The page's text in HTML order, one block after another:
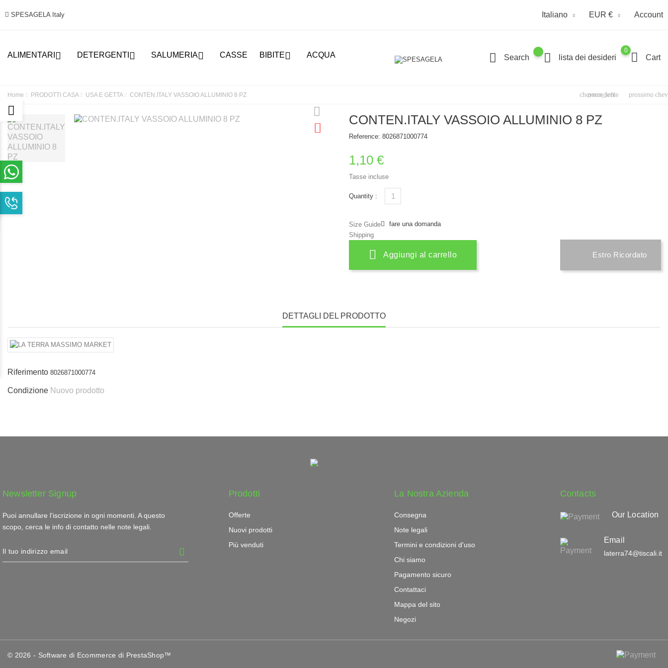
SPESAGELA Italy Italiano EUR € Account
ALIMENTARI  DETERGENTI  SALUMERIA CASSE BIBITE ACQUA Search lista dei desideri
0
Cart
Home PRODOTTI CASA USA E GETTA CONTEN.ITALY VASSOIO ALLUMINIO 8 PZ chevron_left
precedente prossimo
CONTEN.ITALY VASSOIO ALLUMINIO 8 PZ
Reference: 8026871000774
1,10 €
Tasse incluse
Quantity :
Size Guide
Shipping
fare una domanda
Aggiungi al carrello Estro Ricordato
DETTAGLI DEL PRODOTTO
Riferimento 8026871000774
Condizione Nuovo prodotto
Newsletter Signup
Puoi annullare l'iscrizione in ogni momenti. A questo
scopo, cerca le info di contatto nelle note legali.
Prodotti
Offerte
Nuovi prodotti
Più venduti
La Nostra Azienda
Consegna
Note legali
Termini e condizioni d'uso
Chi siamo
Pagamento sicuro
Contattaci
Mappa del sito
Negozi
Contacts
Our Location
Email
laterra74@tiscali.it
© 2026 - Software di Ecommerce di PrestaShop™